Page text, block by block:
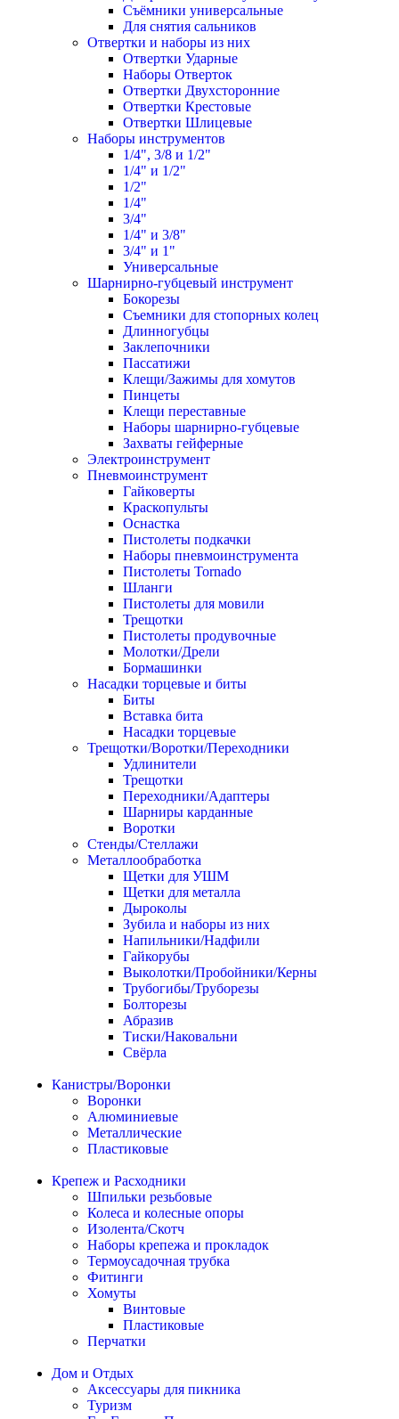
Съёмники универсальные
Для снятия сальников
Отвертки и наборы из них
Отвертки Ударные
Наборы Отверток
Отвертки Двухсторонние
Отвертки Крестовые
Отвертки Шлицевые
Наборы инструментов
1/4", 3/8 и 1/2"
1/4" и 1/2"
1/2"
1/4"
3/4"
1/4" и 3/8"
3/4" и 1"
Универсальные
Шарнирно-губцевый инструмент
Бокорезы
Съемники для стопорных колец
Длинногубцы
Заклепочники
Пассатижи
Клещи/Зажимы для хомутов
Пинцеты
Клещи переставные
Наборы шарнирно-губцевые
Захваты гейферные
Электроинструмент
Пневмоинструмент
Гайковерты
Краскопульты
Оснастка
Пистолеты подкачки
Наборы пневмоинструмента
Пистолеты Tornado
Шланги
Пистолеты для мовили
Трещотки
Пистолеты продувочные
Молотки/Дрели
Бормашинки
Насадки торцевые и биты
Биты
Вставка бита
Насадки торцевые
Трещотки/Воротки/Переходники
Удлинители
Трещотки
Переходники/Адаптеры
Шарниры карданные
Воротки
Стенды/Стеллажи
Металлообработка
Щетки для УШМ
Щетки для металла
Дыроколы
Зубила и наборы из них
Напильники/Надфили
Гайкорубы
Выколотки/Пробойники/Керны
Трубогибы/Труборезы
Болторезы
Абразив
Тиски/Наковальни
Свёрла
Канистры/Воронки
Воронки
Алюминиевые
Металлические
Пластиковые
Крепеж и Расходники
Шпильки резьбовые
Колеса и колесные опоры
Изолента/Скотч
Наборы крепежа и прокладок
Термоусадочная трубка
Фитинги
Хомуты
Винтовые
Пластиковые
Перчатки
Дом и Отдых
Аксессуары для пикника
Туризм